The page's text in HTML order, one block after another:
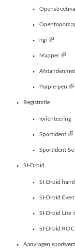
ngi
Mapper
Purple-pen
Registratie
Ioriënteering
SportIdent
SportIdent
SI-Droid
SI-Droid
SI-Droid
SI-Droid Lite
SI-Droid ROC
Aanvragen